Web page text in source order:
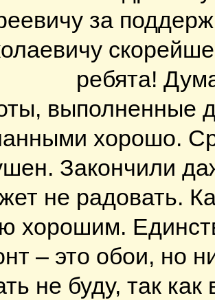
за
ребята!
выполненные
хорошо.
Закончили
не радовать.
хорошим.
– это обои, но
не буду, так